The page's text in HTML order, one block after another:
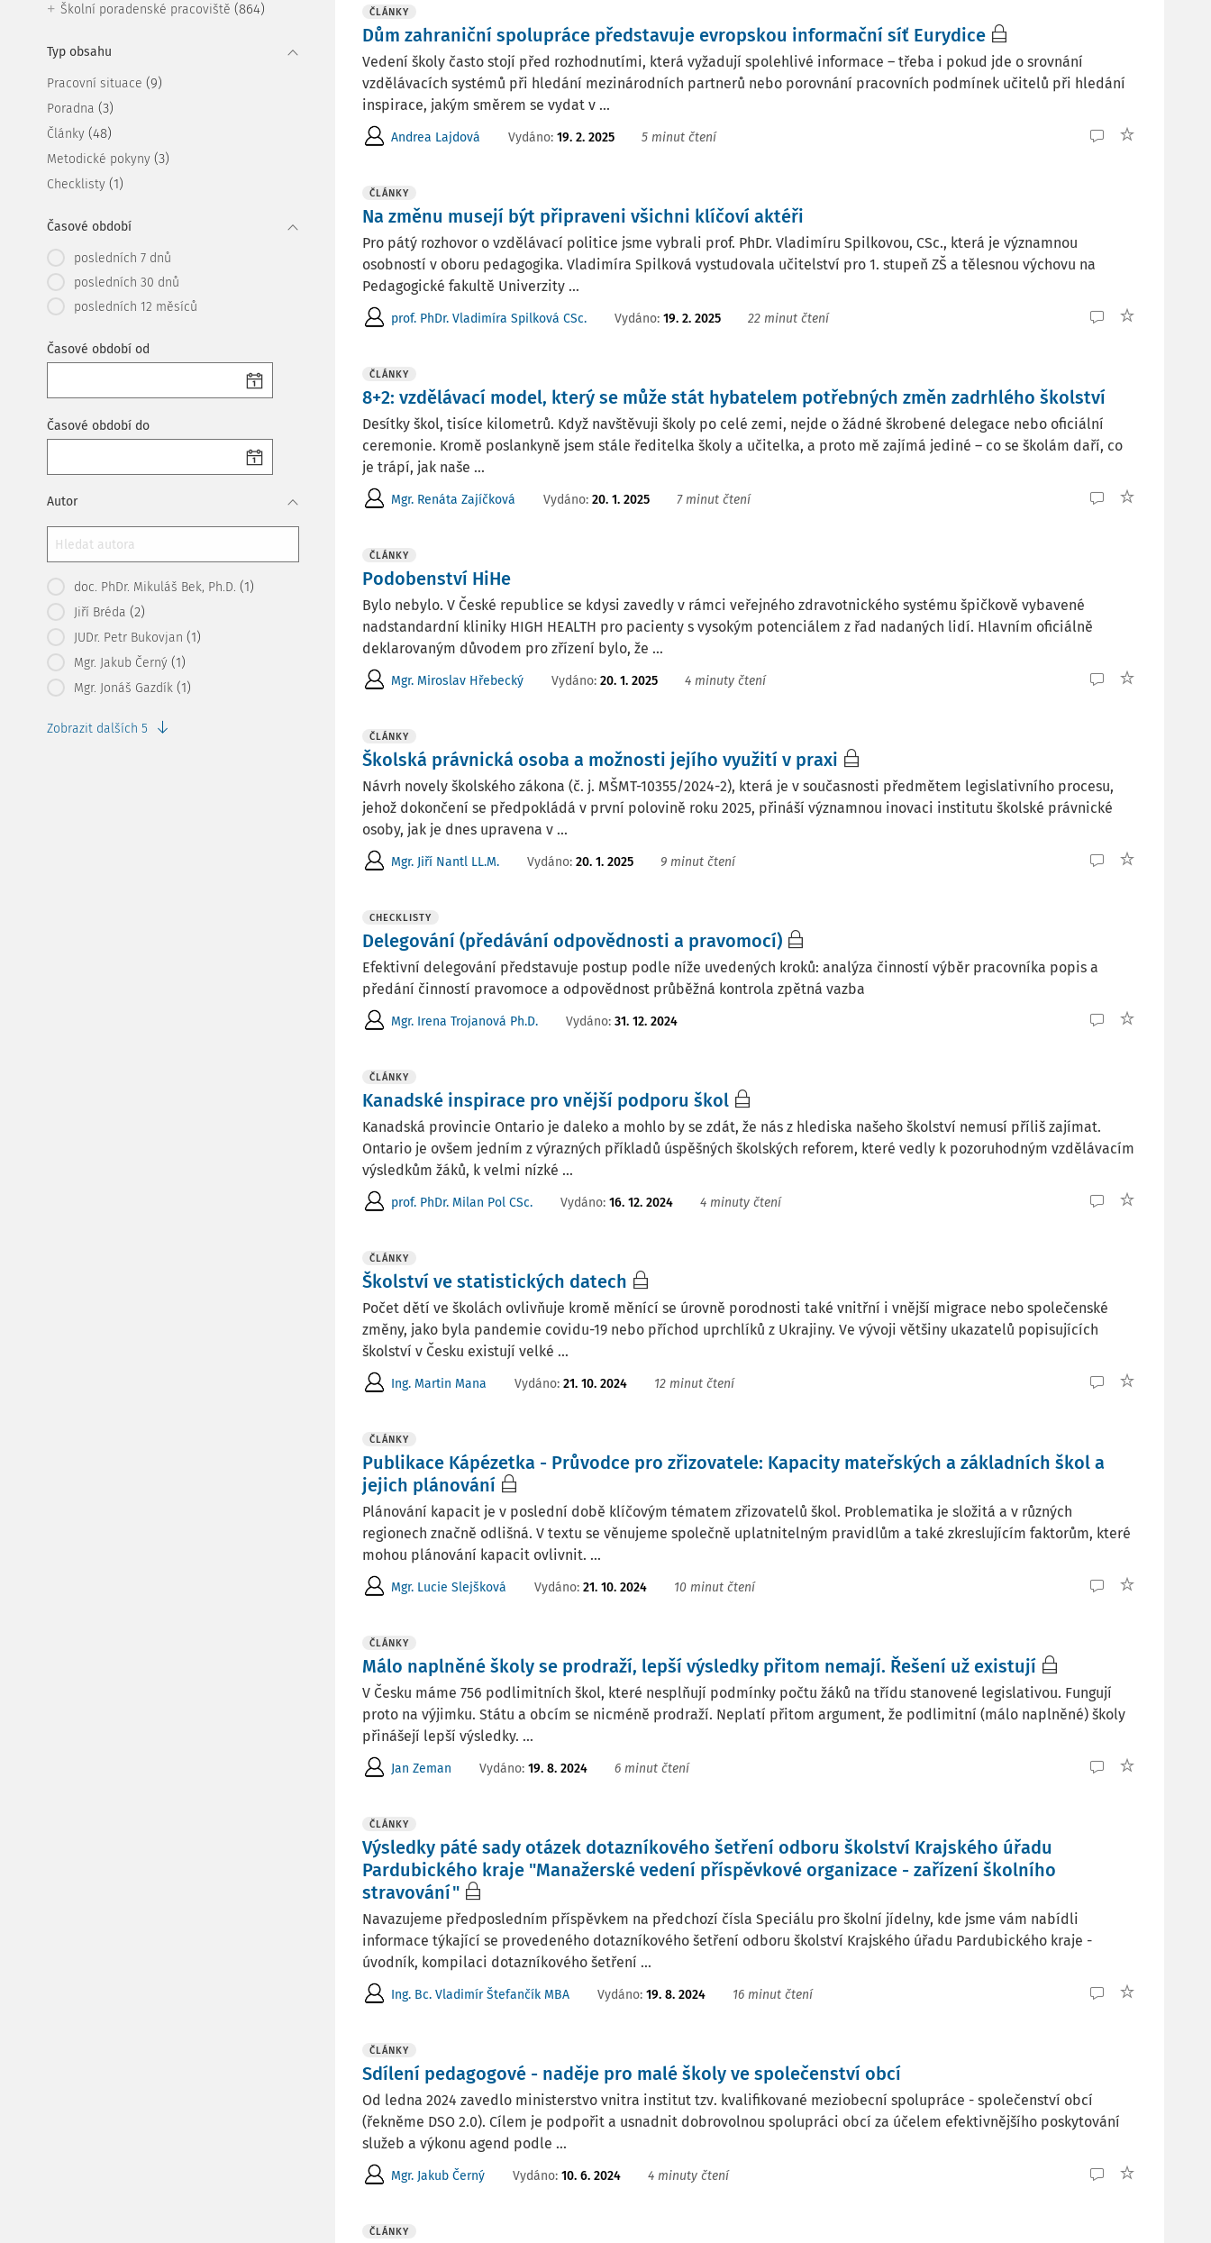
Školní poradenské pracoviště (864)
Typ obsahu
Pracovní situace (9)
Poradna (3)
Články (48)
Metodické pokyny (3)
Checklisty (1)
Časové období
posledních 7 dnů
posledních 30 dnů
posledních 12 měsíců
Časové období od
Časové období do
Autor
doc. PhDr. Mikuláš Bek, Ph.D. (1)
Jiří Bréda (2)
JUDr. Petr Bukovjan (1)
Mgr. Jakub Černý (1)
Mgr. Jonáš Gazdík (1)
Zobrazit dalších 5
ČLÁNKY
Dům zahraniční spolupráce představuje evropskou informační síť Eurydice
Vedení školy často stojí před rozhodnutími, která vyžadují spolehlivé informace – třeba i pokud jde o srovnání
vzdělávacích systémů při hledání mezinárodních partnerů nebo porovnání pracovních podmínek učitelů při hledání
inspirace, jakým směrem se vydat v ...
Andrea Lajdová Vydáno: 19. 2. 2025 5 minut čtení
ČLÁNKY
Na změnu musejí být připraveni všichni klíčoví aktéři
Pro pátý rozhovor o vzdělávací politice jsme vybrali prof. PhDr. Vladimíru Spilkovou, CSc., která je významnou
osobností v oboru pedagogika. Vladimíra Spilková vystudovala učitelství pro 1. stupeň ZŠ a tělesnou výchovu na
Pedagogické fakultě Univerzity ...
prof. PhDr. Vladimíra Spilková CSc. Vydáno: 19. 2. 2025 22 minut čtení
ČLÁNKY
8+2: vzdělávací model, který se může stát hybatelem potřebných změn zadrhlého školství
Desítky škol, tisíce kilometrů. Když navštěvuji školy po celé zemi, nejde o žádné škrobené delegace nebo oficiální
ceremonie. Kromě poslankyně jsem stále ředitelka školy a učitelka, a proto mě zajímá jediné – co se školám daří, co
je trápí, jak naše ...
Mgr. Renáta Zajíčková Vydáno: 20. 1. 2025 7 minut čtení
ČLÁNKY
Podobenství HiHe
Bylo nebylo. V České republice se kdysi zavedly v rámci veřejného zdravotnického systému špičkově vybavené
nadstandardní kliniky HIGH HEALTH pro pacienty s vysokým potenciálem z řad nadaných lidí. Hlavním oficiálně
deklarovaným důvodem pro zřízení bylo, že ...
Mgr. Miroslav Hřebecký Vydáno: 20. 1. 2025 4 minuty čtení
ČLÁNKY
Školská právnická osoba a možnosti jejího využití v praxi
Návrh novely školského zákona (č. j. MŠMT-10355/2024-2), která je v současnosti předmětem legislativního procesu,
jehož dokončení se předpokládá v první polovině roku 2025, přináší významnou inovaci institutu školské právnické
osoby, jak je dnes upravena v ...
Mgr. Jiří Nantl LL.M. Vydáno: 20. 1. 2025 9 minut čtení
CHECKLISTY
Delegování (předávání odpovědnosti a pravomocí)
Efektivní delegování představuje postup podle níže uvedených kroků: analýza činností výběr pracovníka popis a
předání činností pravomoce a odpovědnost průběžná kontrola zpětná vazba
Mgr. Irena Trojanová Ph.D. Vydáno: 31. 12. 2024
ČLÁNKY
Kanadské inspirace pro vnější podporu škol
Kanadská provincie Ontario je daleko a mohlo by se zdát, že nás z hlediska našeho školství nemusí příliš zajímat.
Ontario je ovšem jedním z výrazných příkladů úspěšných školských reforem, které vedly k pozoruhodným vzdělávacím
výsledkům žáků, k velmi nízké ...
prof. PhDr. Milan Pol CSc. Vydáno: 16. 12. 2024 4 minuty čtení
ČLÁNKY
Školství ve statistických datech
Počet dětí ve školách ovlivňuje kromě měnící se úrovně porodnosti také vnitřní i vnější migrace nebo společenské
změny, jako byla pandemie covidu-19 nebo příchod uprchlíků z Ukrajiny. Ve vývoji většiny ukazatelů popisujících
školství v Česku existují velké ...
Ing. Martin Mana Vydáno: 21. 10. 2024 12 minut čtení
ČLÁNKY
Publikace Kápézetka - Průvodce pro zřizovatele: Kapacity mateřských a základních škol a
jejich plánování
Plánování kapacit je v poslední době klíčovým tématem zřizovatelů škol. Problematika je složitá a v různých
regionech značně odlišná. V textu se věnujeme společně uplatnitelným pravidlům a také zkreslujícím faktorům, které
mohou plánování kapacit ovlivnit. ...
Mgr. Lucie Slejšková Vydáno: 21. 10. 2024 10 minut čtení
ČLÁNKY
Málo naplněné školy se prodraží, lepší výsledky přitom nemají. Řešení už existují
V Česku máme 756 podlimitních škol, které nesplňují podmínky počtu žáků na třídu stanovené legislativou. Fungují
proto na výjimku. Státu a obcím se nicméně prodraží. Neplatí přitom argument, že podlimitní (málo naplněné) školy
přinášejí lepší výsledky. ...
Jan Zeman Vydáno: 19. 8. 2024 6 minut čtení
ČLÁNKY
Výsledky páté sady otázek dotazníkového šetření odboru školství Krajského úřadu
Pardubického kraje "Manažerské vedení příspěvkové organizace - zařízení školního
stravování"
Navazujeme předposledním příspěvkem na předchozí čísla Speciálu pro školní jídelny, kde jsme vám nabídli
informace týkající se provedeného dotazníkového šetření odboru školství Krajského úřadu Pardubického kraje -
úvodník, kompilaci dotazníkového šetření ...
Ing. Bc. Vladimír Štefančík MBA Vydáno: 19. 8. 2024 16 minut čtení
ČLÁNKY
Sdílení pedagogové - naděje pro malé školy ve společenství obcí
Od ledna 2024 zavedlo ministerstvo vnitra institut tzv. kvalifikované meziobecní spolupráce - společenství obcí
(řekněme DSO 2.0). Cílem je podpořit a usnadnit dobrovolnou spolupráci obcí za účelem efektivnějšího poskytování
služeb a výkonu agend podle ...
Mgr. Jakub Černý Vydáno: 10. 6. 2024 4 minuty čtení
ČLÁNKY